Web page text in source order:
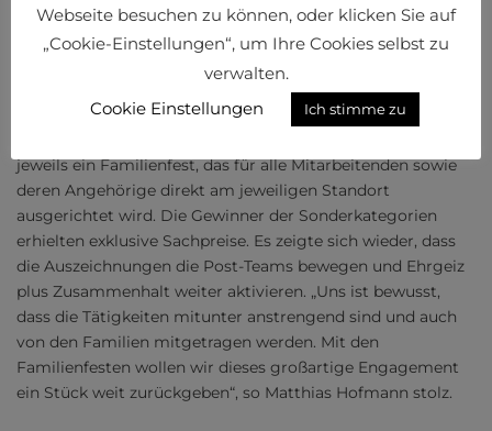
Matthias Hofmann
Personen
verbrachten
2025 einen stimmungsvollen Abend im Wiener Palais
Wertheim. Die Preisträger freuten sich über eine
jeweils ein Familienfest, das für alle Mitarbeitenden sowie
deren Angehörige direkt am jeweiligen Standort
ausgerichtet wird. Die Gewinner der Sonderkategorien
erhielten exklusive Sachpreise. Es zeigte sich wieder, dass
die Auszeichnungen die Post-Teams bewegen und Ehrgeiz
plus Zusammenhalt weiter aktivieren. „Uns ist bewusst,
dass die Tätigkeiten mitunter anstrengend sind und auch
von den Familien mitgetragen werden. Mit den
Familienfesten wollen wir dieses großartige Engagement
ein Stück weit zurückgeben“, so Matthias Hofmann stolz.
Webseite besuchen zu können, oder klicken Sie auf
„Cookie-Einstellungen“, um Ihre Cookies selbst zu
verwalten.
Cookie Einstellungen
Ich stimme zu